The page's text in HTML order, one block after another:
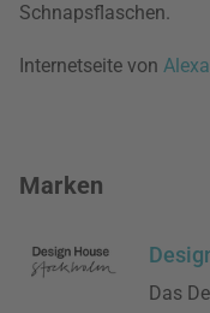
Schnapsflaschen.
Internetseite von
Marken
Das